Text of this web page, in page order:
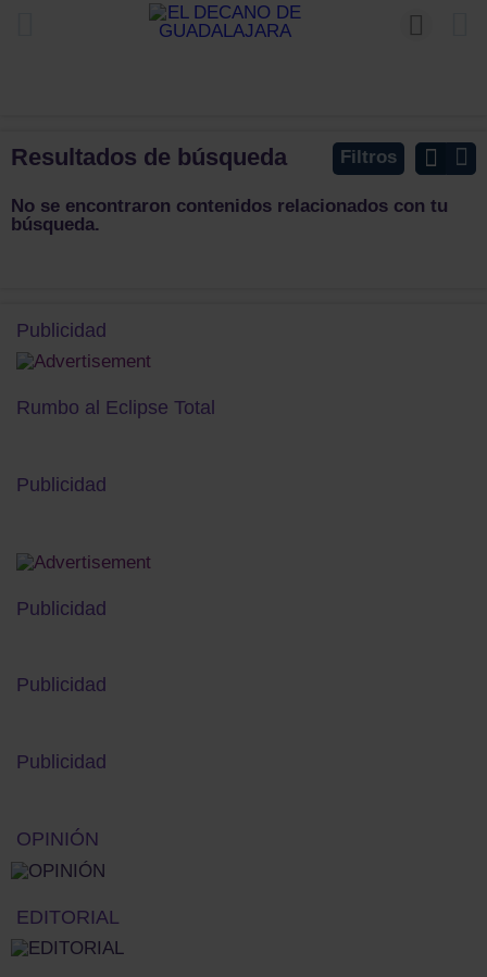
Filtros
Resultados de búsqueda
No se encontraron contenidos relacionados con tu
búsqueda.
Publicidad
Rumbo al Eclipse Total
Publicidad
Publicidad
Publicidad
Publicidad
OPINIÓN
EDITORIAL